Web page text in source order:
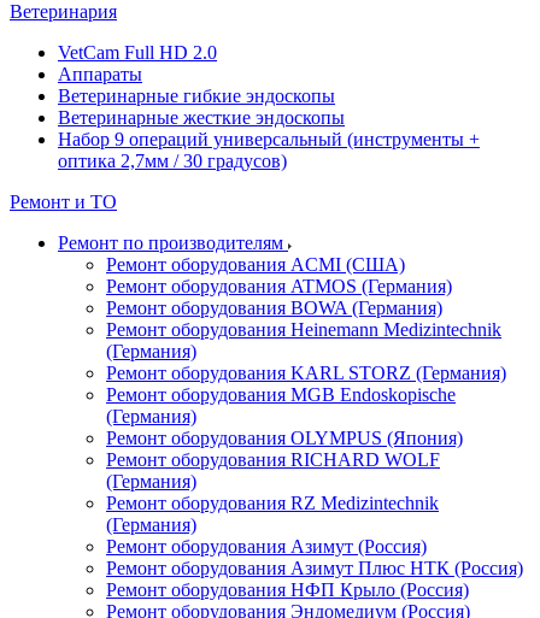
Ветеринария
VetCam Full HD 2.0
Аппараты
Ветеринарные гибкие эндоскопы
Ветеринарные жесткие эндоскопы
Набор 9 операций универсальный (инструменты +
оптика 2,7мм / 30 градусов)
Ремонт и ТО
Ремонт по производителям
Ремонт оборудования ACMI (США)
Ремонт оборудования ATMOS (Германия)
Ремонт оборудования BOWA (Германия)
Ремонт оборудования Heinemann Medizintechnik
(Германия)
Ремонт оборудования KARL STORZ (Германия)
Ремонт оборудования MGB Endoskopische
(Германия)
Ремонт оборудования OLYMPUS (Япония)
Ремонт оборудования RICHARD WOLF
(Германия)
Ремонт оборудования RZ Medizintechnik
(Германия)
Ремонт оборудования Азимут (Россия)
Ремонт оборудования Азимут Плюс НТК (Россия)
Ремонт оборудования НФП Крыло (Россия)
Ремонт оборудования Эндомедиум (Россия)